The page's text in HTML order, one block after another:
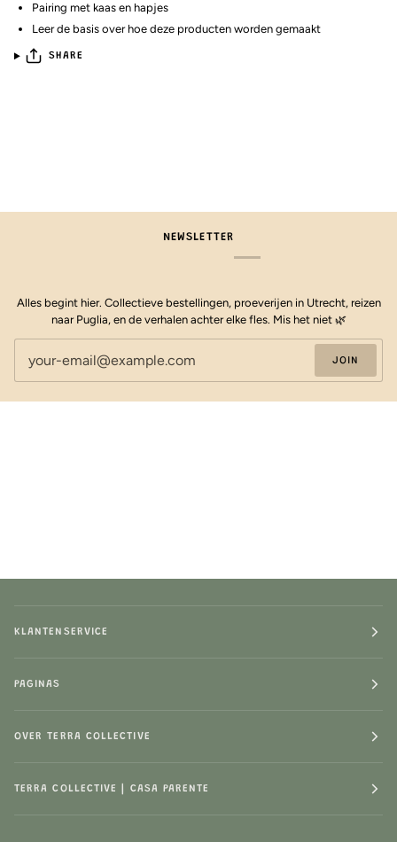
Pairing met kaas en hapjes
Leer de basis over hoe deze producten worden gemaakt
SHARE
NEWSLETTER
Alles begint hier. Collectieve bestellingen, proeverijen in Utrecht, reizen
naar Puglia, en de verhalen achter elke fles. Mis het niet 🌿
JOIN
KLANTENSERVICE
PAGINAS
OVER TERRA COLLECTIVE
TERRA COLLECTIVE | CASA PARENTE